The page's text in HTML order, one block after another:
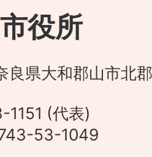
役所
県大和郡山市北
(代表)
53-1049